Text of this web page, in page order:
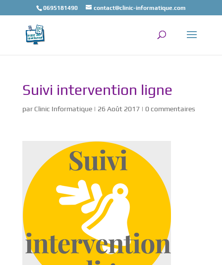
0695181490 contact@clinic-informatique.com
Suivi intervention ligne
par Clinic Informatique| 26 Août 2017| 0 commentaires